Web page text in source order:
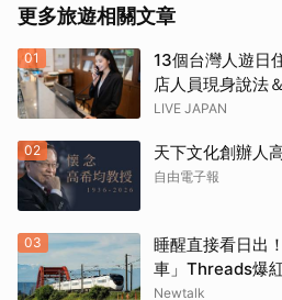
更多旅遊相關文章
01
13個台灣人遊日
店人員現身說法
LIVE JAPAN
02 天下文化創辦人
自由電子報
03
睡醒直接看日出
車」Threads爆
Newtalk